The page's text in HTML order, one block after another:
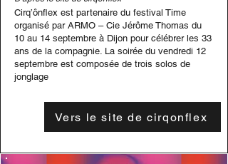
Cirq’ônflex est partenaire du festival Time
organisé par ARMO – Cie Jérôme Thomas du
10 au 14 septembre à Dijon pour célébrer les 33
ans de la compagnie. La soirée du vendredi 12
septembre est composée de trois solos de
jonglage
Vers le site de cirqonflex